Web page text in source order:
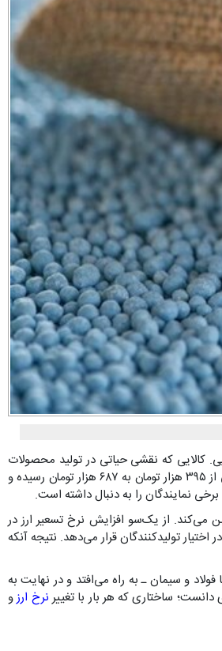
کالایی که نقشی حیاتی در تولید محصولات
کشاورزی دارد و افزایش نرخ آن به‌طور مستقیم بر هزینه تولید گندم، برنج، صیفی‌جات و دیگر محصولات اساسی اثر می‌گذارد. طی هفته‌های اخیر بهای یک کیسه ۵۰ کیلویی کود دولتی از ۳۹۵ هزار تومان به ۶۸۷ هزار تومان رسیده و
از یک‌سو افزایش نرخ تسعیر ارز در
اختیار تولیدکنندگان قرار می‌دهد. نتیجه آنکه
و سیمان ـ به راه می‌افتد و در نهایت به
ساختاری که هر بار با تغییر نرخ ارزو